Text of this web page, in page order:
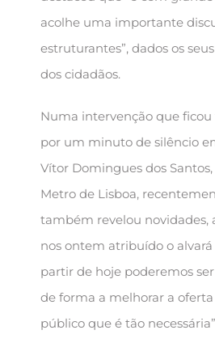
acolhe uma importante
estruturantes”, dados os
dos cidadãos.
Numa intervenção que
por um minuto de silêncio
Vítor Domingues dos
Metro de Lisboa,
também revelou novidades,
nos ontem atribuído o
partir de hoje poderemos
de forma a melhorar a
público que é tão